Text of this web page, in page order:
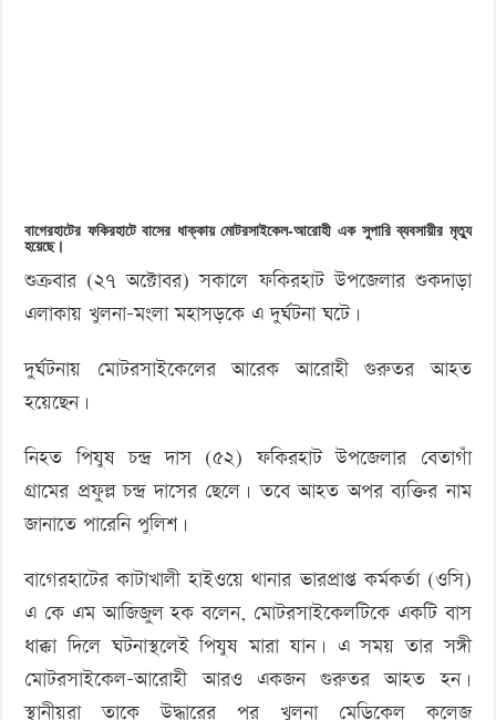
বাগেরহাটের ফকিরহাটে বাসের ধাক্কায় মোটরসাইকেল-আরোহী এক সুপারি ব্যবসায়ীর মৃত্যু
হয়েছে।
শুক্রবার (২৭ অক্টোবর) সকালে ফকিরহাট উপজেলার শুকদাড়া
এলাকায় খুলনা-মংলা মহাসড়কে এ দুর্ঘটনা ঘটে।
দুর্ঘটনায় মোটরসাইকেলের আরেক আরোহী গুরুতর আহত
হয়েছেন।
নিহত পিযুষ চন্দ্র দাস (৫২) ফকিরহাট উপজেলার বেতাগাঁ
গ্রামের প্রফুল্ল চন্দ্র দাসের ছেলে। তবে আহত অপর ব্যক্তির নাম
জানাতে পারেনি পুলিশ।
বাগেরহাটের কাটাখালী হাইওয়ে থানার ভারপ্রাপ্ত কর্মকর্তা (ওসি)
এ কে এম আজিজুল হক বলেন, মোটরসাইকেলটিকে একটি বাস
ধাক্কা দিলে ঘটনাস্থলেই পিযুষ মারা যান। এ সময় তার সঙ্গী
মোটরসাইকেল-আরোহী আরও একজন গুরুতর আহত হন।
স্থানীয়রা তাকে উদ্ধারের পর খুলনা মেডিকেল কলেজ